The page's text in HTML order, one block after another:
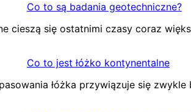
Co to są badania geotechniczne?
cieszą się ostatnimi czasy coraz
Co to jest łóżko kontynentalne
łóżka przywiązuje się